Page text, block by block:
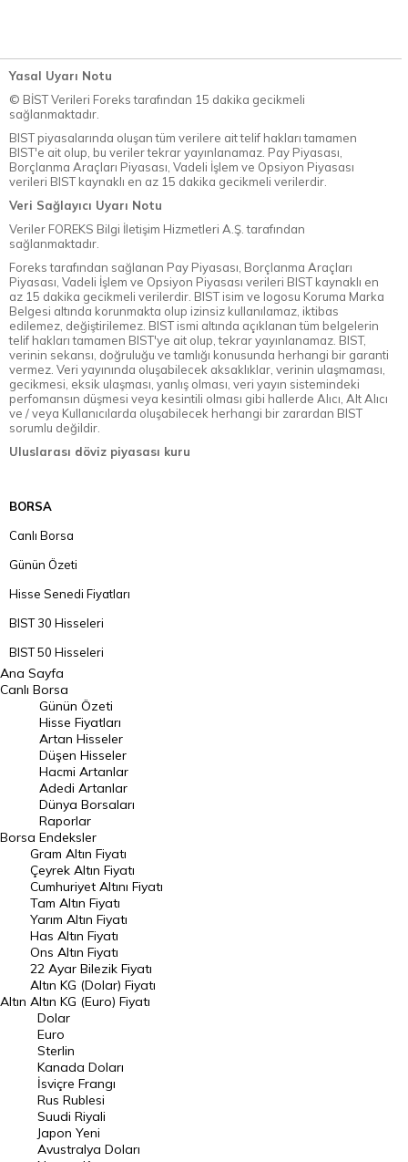
Yasal Uyarı Notu
© BİST Verileri Foreks tarafından 15 dakika gecikmeli
sağlanmaktadır.
BIST piyasalarında oluşan tüm verilere ait telif hakları tamamen
BIST'e ait olup, bu veriler tekrar yayınlanamaz. Pay Piyasası,
Borçlanma Araçları Piyasası, Vadeli İşlem ve Opsiyon Piyasası
verileri BIST kaynaklı en az 15 dakika gecikmeli verilerdir.
Veri Sağlayıcı Uyarı Notu
Veriler FOREKS Bilgi İletişim Hizmetleri A.Ş. tarafından
sağlanmaktadır.
Foreks tarafından sağlanan Pay Piyasası, Borçlanma Araçları
Piyasası, Vadeli İşlem ve Opsiyon Piyasası verileri BIST kaynaklı en
az 15 dakika gecikmeli verilerdir. BIST isim ve logosu Koruma Marka
Belgesi altında korunmakta olup izinsiz kullanılamaz, iktibas
edilemez, değiştirilemez. BIST ismi altında açıklanan tüm belgelerin
telif hakları tamamen BIST'ye ait olup, tekrar yayınlanamaz. BIST,
verinin sekansı, doğruluğu ve tamlığı konusunda herhangi bir garanti
vermez. Veri yayınında oluşabilecek aksaklıklar, verinin ulaşmaması,
gecikmesi, eksik ulaşması, yanlış olması, veri yayın sistemindeki
perfomansın düşmesi veya kesintili olması gibi hallerde Alıcı, Alt Alıcı
ve / veya Kullanıcılarda oluşabilecek herhangi bir zarardan BIST
sorumlu değildir.
Uluslarası döviz piyasası kuru
BORSA
Canlı Borsa
Günün Özeti
Hisse Senedi Fiyatları
BIST 30 Hisseleri
BIST 50 Hisseleri
BIST 100 Hisseleri
En Çok Artan Hisseler
En Çok Düşen Hisseler
Hacmi Artanlar
Geçmiş Kapanışlar
Dünya Borsaları
Raporlar
Endeksler
DÖVİZ
Döviz Kuru
Dolar Kuru
Euro Kuru
Pound Kuru
Frank Kuru
Riyal Kuru
Avustralya Doları
Danimarka Kronu Kuru
Ana Sayfa
Canlı Borsa
Borsa
Günün Özeti
Hisse Fiyatları
Artan Hisseler
Düşen Hisseler
Hacmi Artanlar
Adedi Artanlar
Dünya Borsaları
Raporlar
Endeksler
Altın
Gram Altın Fiyatı
Çeyrek Altın Fiyatı
Cumhuriyet Altını Fiyatı
Tam Altın Fiyatı
Yarım Altın Fiyatı
Has Altın Fiyatı
Ons Altın Fiyatı
22 Ayar Bilezik Fiyatı
Altın KG (Dolar) Fiyatı
Altın KG (Euro) Fiyatı
Dolar
Euro
Sterlin
Kanada Doları
İsviçre Frangı
Rus Rublesi
Suudi Riyali
Japon Yeni
Avustralya Doları